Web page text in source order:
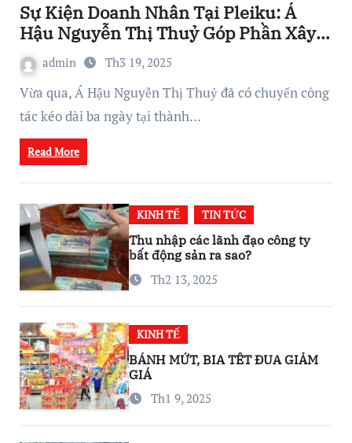
Sự Kiện Doanh Nhân Tại Pleiku: Á
Hậu Nguyễn Thị Thuỷ Góp Phần Xây
Dựng Hệ Sinh Thái Kinh Doanh Vững
Mạnh
admin Th3 19, 2025
Vừa qua, Á Hậu Nguyễn Thị Thuỷ đã có chuyến công
tác kéo dài ba ngày tại thành…
Read More
KINH TẾ TIN TỨC
Thu nhập các lãnh đạo công ty
bất động sản ra sao?
Th2 13, 2025
KINH TẾ
BÁNH MỨT, BIA TẾT ĐUA GIẢM
GIÁ
Th1 9, 2025